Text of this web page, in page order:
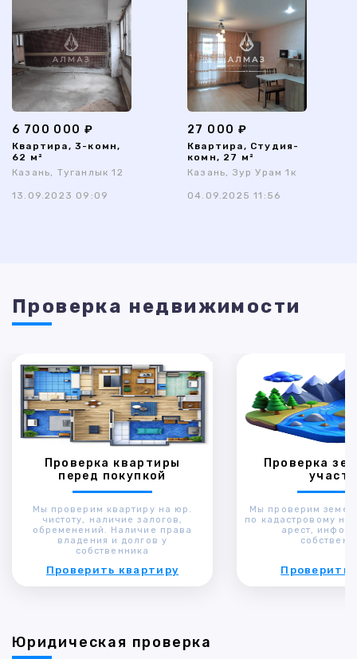
6 700 000 ₽
Квартира, 3-комн,
62 м²
Казань, Туганлык 12
13.09.2023 09:09
27 000 ₽
Квартира, Студия-
комн, 27 м²
Казань, Зур Урам 1к
04.09.2025 11:56
Проверка недвижимости
Проверка квартиры
перед покупкой
Мы проверим квартиру на юр.
чистоту, наличие залогов,
обременений. Наличие права
владения и долгов у
собственника
Проверить квартиру
Проверка
Мы проверим
по кадастровому
арест,
Проверить
Юридическая проверка